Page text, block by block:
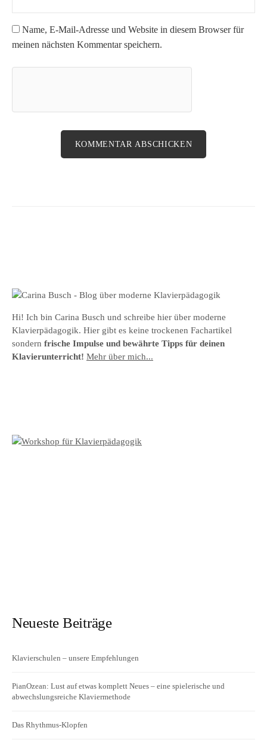
Name, E-Mail-Adresse und Website in diesem Browser für
meinen nächsten Kommentar speichern.
Hi! Ich bin Carina Busch und schreibe hier über moderne
Klavierpädagogik. Hier gibt es keine trockenen Fachartikel
sondern frische Impulse und bewährte Tipps für deinen
Klavierunterricht! Mehr über mich...
Neueste Beiträge
Klavierschulen – unsere Empfehlungen
PianOzean: Lust auf etwas komplett Neues – eine spielerische und
abwechslungsreiche Klaviermethode
Das Rhythmus-Klopfen